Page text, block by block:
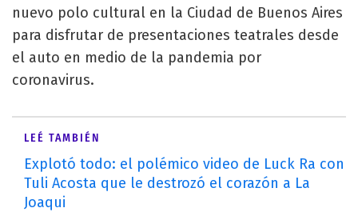
nuevo polo cultural en la Ciudad de Buenos Aires
para disfrutar de presentaciones teatrales desde
el auto en medio de la pandemia por
coronavirus.
LEÉ TAMBIÉN
Explotó todo: el polémico video de Luck Ra con
Tuli Acosta que le destrozó el corazón a La
Joaqui